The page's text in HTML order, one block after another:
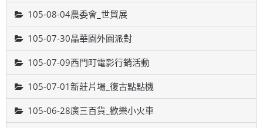
105-08-04農委會_世貿展
105-07-30晶華園外園派對
105-07-09西門町電影行銷活動
105-07-01新莊片場_復古點點機
105-06-28廣三百貨_歡樂小火車